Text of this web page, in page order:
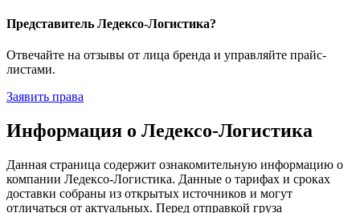
Представитель Ледексо-Логистика?
Отвечайте на отзывы от лица бренда и управляйте прайс-
листами.
Заявить права
Информация о Ледексо-Логистика
Данная страница содержит ознакомительную информацию о
компании Ледексо-Логистика. Данные о тарифах и сроках
доставки собраны из открытых источников и могут
отличаться от актуальных. Перед отправкой груза